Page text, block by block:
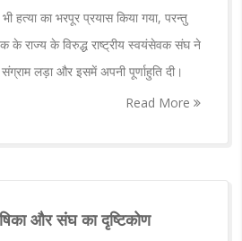
हत्या का भरपूर प्रयास किया गया, परन्तु
राज्य के विरुद्ध राष्ट्रीय स्वयंसेवक संघ ने
संग्राम लड़ा और इसमें अपनी पूर्णाहुति दी।
Read More
और संघ का दृष्टिकोण